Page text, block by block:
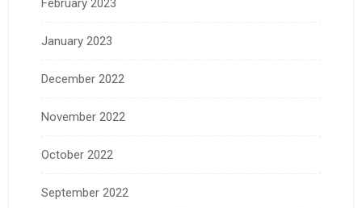
January 2023
December 2022
November 2022
October 2022
September 2022